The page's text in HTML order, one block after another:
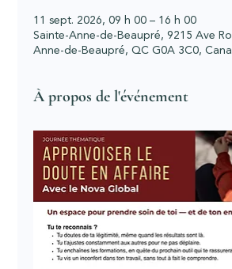
11 sept. 2026, 09 h 00 – 16 h 00
Sainte-Anne-de-Beaupré, 9215 Ave
Anne-de-Beaupré, QC G0A 3C0,
À propos de l'événement